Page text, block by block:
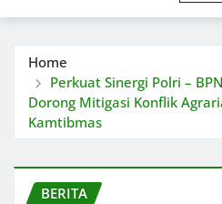
Home
Perkuat Sinergi Polri –
Dorong Mitigasi Konflik
Kamtibmas
BERITA